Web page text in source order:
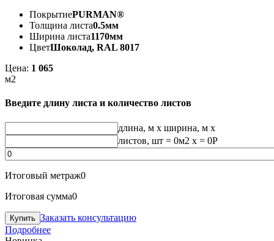
ПокрытиеPURMAN®
Толщина листа0.5мм
Ширина листа1170мм
ЦветШоколад, RAL 8017
Цена: 1 065
м2
Введите длину листа и количество листов
длина, м x ширина, м x
листов, шт = 0м2 x = 0Р
Итоговый метраж0
Итоговая сумма0
Заказать консультацию
Подробнее